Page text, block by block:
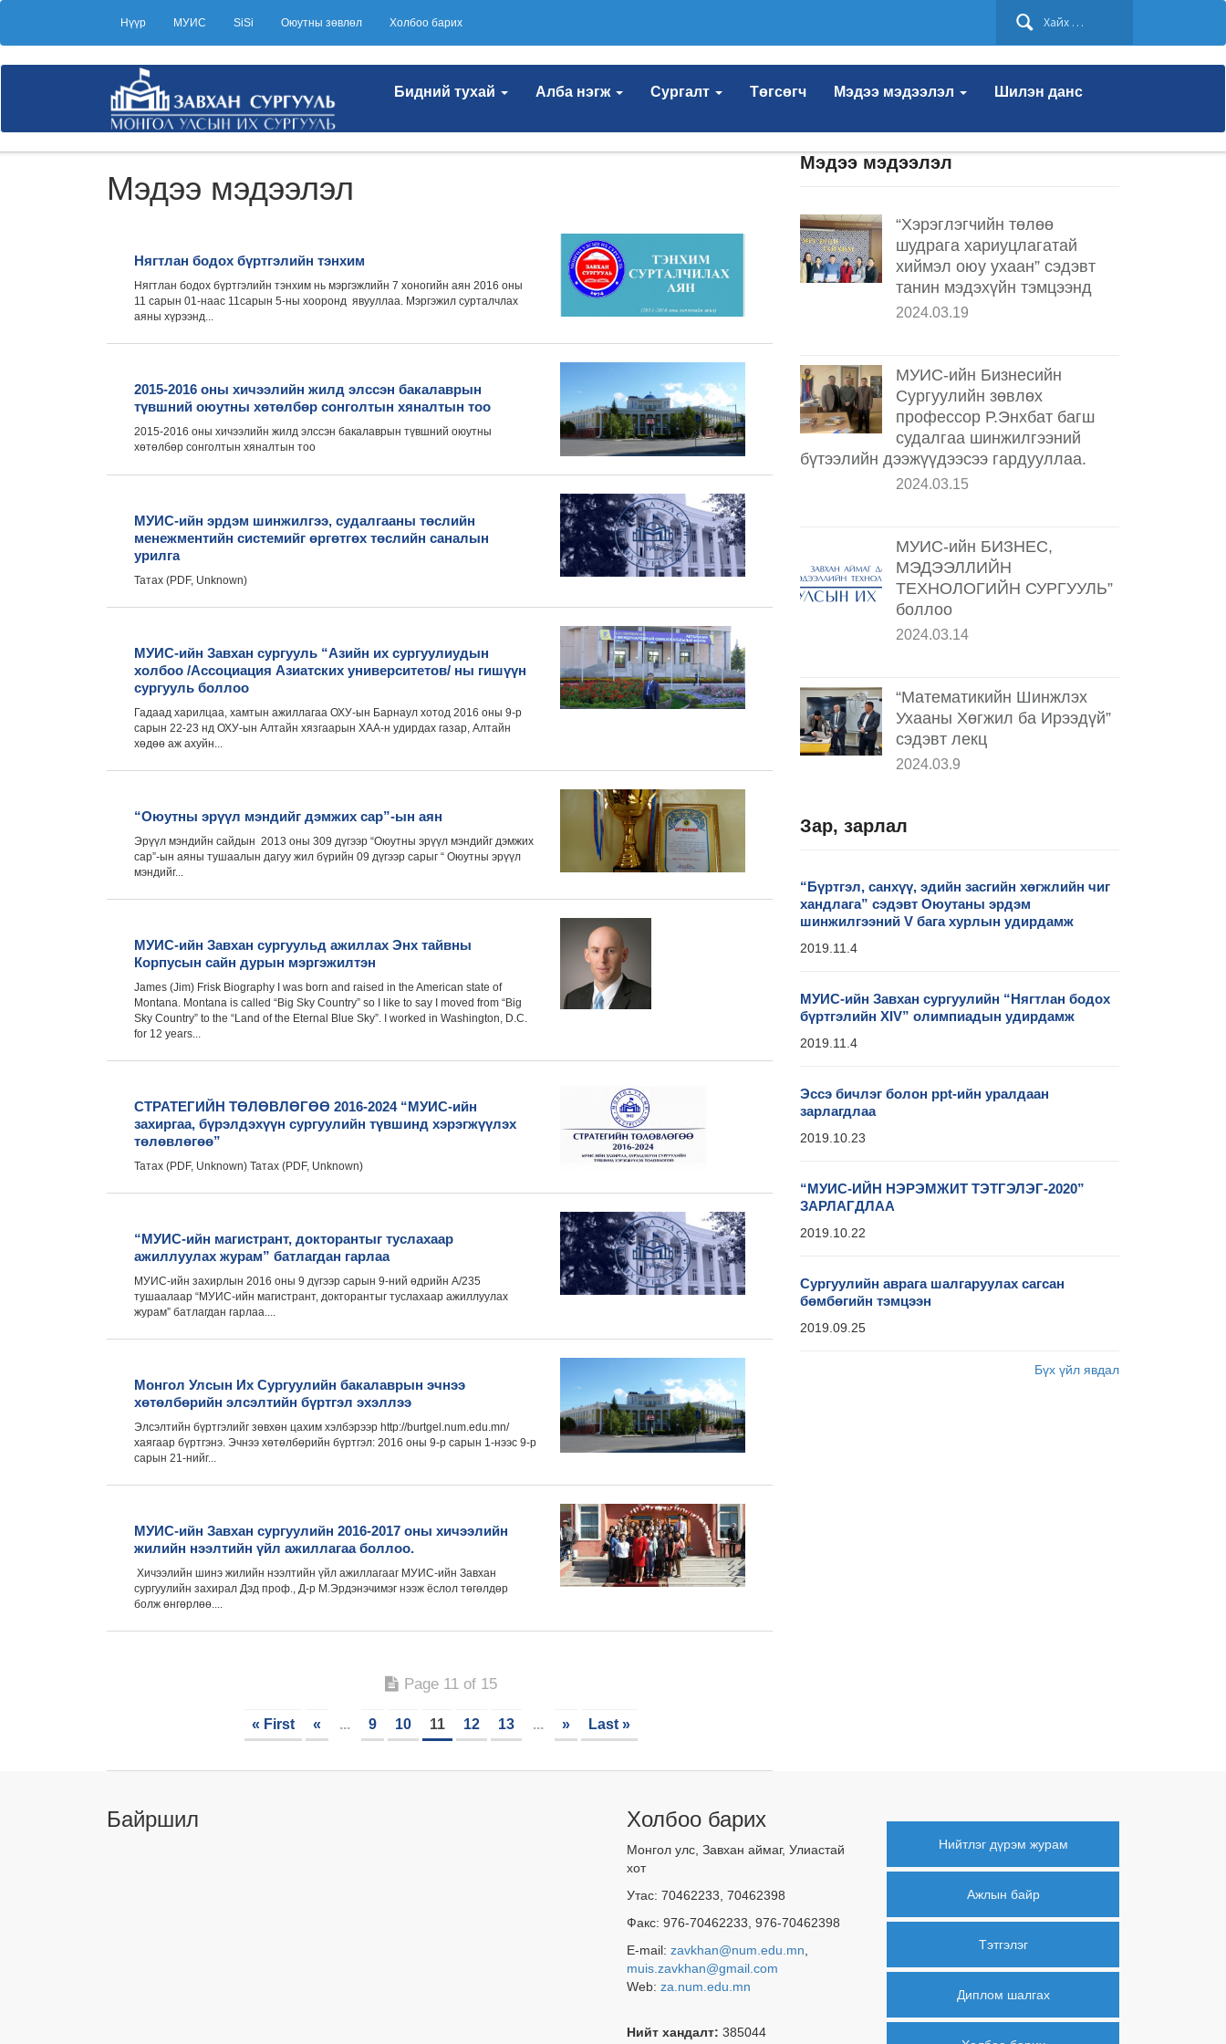
Нүүр МУИС SiSi Оюутны зөвлөл Холбоо барих
Бидний тухай Алба нэгж Сургалт Төгсөгч Мэдээ мэдээлэл Шилэн данс
Мэдээ мэдээлэл
Нягтлан бодох бүртгэлийн тэнхим
Нягтлан бодох бүртгэлийн тэнхим нь мэргэжлийн 7 хоногийн аян 2016 оны
11 сарын 01-наас 11сарын 5-ны хооронд явууллаа. Мэргэжил сурталчлах
аяны хүрээнд...
2015-2016 оны хичээлийн жилд элссэн бакалаврын
түвшний оюутны хөтөлбөр сонголтын хяналтын тоо
2015-2016 оны хичээлийн жилд элссэн бакалаврын түвшний оюутны
хөтөлбөр сонголтын хяналтын тоо
МУИС-ийн эрдэм шинжилгээ, судалгааны төслийн
менежментийн системийг өргөтгөх төслийн саналын
урилга
Татах (PDF, Unknown)
МУИС-ийн Завхан сургууль “Азийн их сургуулиудын
холбоо /Ассоциация Азиатских университетов/ ны гишүүн
сургууль боллоо
Гадаад харилцаа, хамтын ажиллагаа ОХУ-ын Барнаул хотод 2016 оны 9-р
сарын 22-23 нд ОХУ-ын Алтайн хязгаарын ХАА-н удирдах газар, Алтайн
хөдөө аж ахуйн...
“Оюутны эрүүл мэндийг дэмжих сар”-ын аян
Эрүүл мэндийн сайдын 2013 оны 309 дүгээр “Оюутны эрүүл мэндийг дэмжих
сар”-ын аяны тушаалын дагуу жил бүрийн 09 дүгээр сарыг “ Оюутны эрүүл
мэндийг...
МУИС-ийн Завхан сургуульд ажиллах Энх тайвны
Корпусын сайн дурын мэргэжилтэн
James (Jim) Frisk Biography I was born and raised in the American state of
Montana. Montana is called “Big Sky Country” so I like to say I moved from “Big
Sky Country” to the “Land of the Eternal Blue Sky”. I worked in Washington, D.C.
for 12 years...
СТРАТЕГИЙН ТӨЛӨВЛӨГӨӨ 2016-2024 “МУИС-ийн
захиргаа, бүрэлдэхүүн сургуулийн түвшинд хэрэгжүүлэх
төлөвлөгөө”
Татах (PDF, Unknown) Татах (PDF, Unknown)
“МУИС-ийн магистрант, докторантыг туслахаар
ажиллуулах журам” батлагдан гарлаа
МУИС-ийн захирлын 2016 оны 9 дүгээр сарын 9-ний өдрийн А/235
тушаалаар “МУИС-ийн магистрант, докторантыг туслахаар ажиллуулах
журам” батлагдан гарлаа....
Монгол Улсын Их Сургуулийн бакалаврын эчнээ
хөтөлбөрийн элсэлтийн бүртгэл эхэллээ
Элсэлтийн бүртгэлийг зөвхөн цахим хэлбэрээр http://burtgel.num.edu.mn/
хаягаар бүртгэнэ. Эчнээ хөтөлбөрийн бүртгэл: 2016 оны 9-р сарын 1-нээс 9-р
сарын 21-нийг...
МУИС-ийн Завхан сургуулийн 2016-2017 оны хичээлийн
жилийн нээлтийн үйл ажиллагаа боллоо.
Хичээлийн шинэ жилийн нээлтийн үйл ажиллагааг МУИС-ийн Завхан
сургуулийн захирал Дэд проф., Д-р М.Эрдэнэчимэг нээж ёслол төгөлдөр
болж өнгөрлөө....
Page 11 of 15
« First « ... 9 10 11 12 13 ... » Last »
Мэдээ мэдээлэл
“Хэрэглэгчийн төлөө
шудрага хариуцлагатай
хиймэл оюу ухаан” сэдэвт
танин мэдэхүйн тэмцээнд
2024.03.19
МУИС-ийн Бизнесийн
Сургуулийн зөвлөх
профессор Р.Энхбат багш
судалгаа шинжилгээний
бүтээлийн дээжүүдээсээ гардууллаа.
2024.03.15
МУИС-ийн БИЗНЕС,
МЭДЭЭЛЛИЙН
ТЕХНОЛОГИЙН СУРГУУЛЬ”
боллоо
2024.03.14
“Математикийн Шинжлэх
Ухааны Хөгжил ба Ирээдүй”
сэдэвт лекц
2024.03.9
Зар, зарлал
“Бүртгэл, санхүү, эдийн засгийн хөгжлийн чиг
хандлага” сэдэвт Оюутаны эрдэм
шинжилгээний V бага хурлын удирдамж
2019.11.4
МУИС-ийн Завхан сургуулийн “Нягтлан бодох
бүртгэлийн XIV” олимпиадын удирдамж
2019.11.4
Эссэ бичлэг болон ppt-ийн уралдаан
зарлагдлаа
2019.10.23
“МУИС-ИЙН НЭРЭМЖИТ ТЭТГЭЛЭГ-2020”
ЗАРЛАГДЛАА
2019.10.22
Сургуулийн аврага шалгаруулах сагсан
бөмбөгийн тэмцээн
2019.09.25
Бүх үйл явдал
Байршил Холбоо барих
Монгол улс, Завхан аймаг, Улиастай
хот
Утас: 70462233, 70462398
Факс: 976-70462233, 976-70462398
E-mail: zavkhan@num.edu.mn,
muis.zavkhan@gmail.com
Web: za.num.edu.mn
Нийт хандалт: 385044
Нийтлэг дүрэм журам
Ажлын байр
Тэтгэлэг
Диплом шалгах